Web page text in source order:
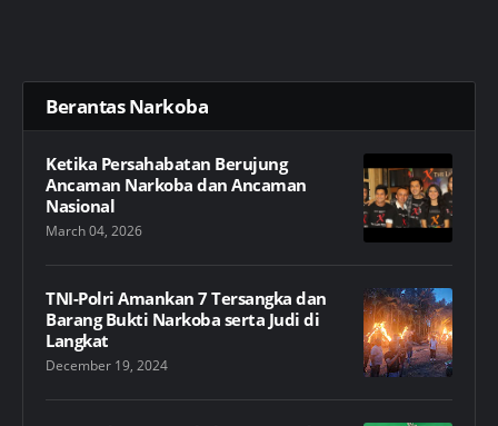
Berantas Narkoba
Ketika Persahabatan Berujung
Ancaman Narkoba dan Ancaman
Nasional
March 04, 2026
TNI-Polri Amankan 7 Tersangka dan
Barang Bukti Narkoba serta Judi di
Langkat
December 19, 2024